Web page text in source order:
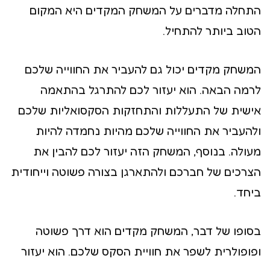
התחלה מדברים על המשחק המקדים היא המקום
הטוב ביותר להתחיל.
המשחק מקדים יכול גם להעביר את החווייה שלכם
לרמה הבאה. הוא יעזור לכם להתרגל בהתאמה
אישית של התעללות והתחזקות הסקסואליות שלכם
ולהעביר את החווייה שלכם מהיות נחמדה להיות
מעולה. בנוסף, המשחק הזה יעזור לכם להבין את
הצרכים של חברכם ולהתארגן בצורה פשוטה וייחודית
ביחד.
בסופו של דבר, המשחק מקדים הוא דרך פשוטה
ופופולרית לשפר את חוויית הסקס שלכם. הוא יעזור